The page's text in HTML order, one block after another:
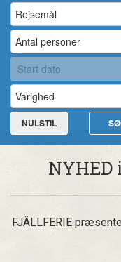
NULSTIL
FJÄLLFERIE